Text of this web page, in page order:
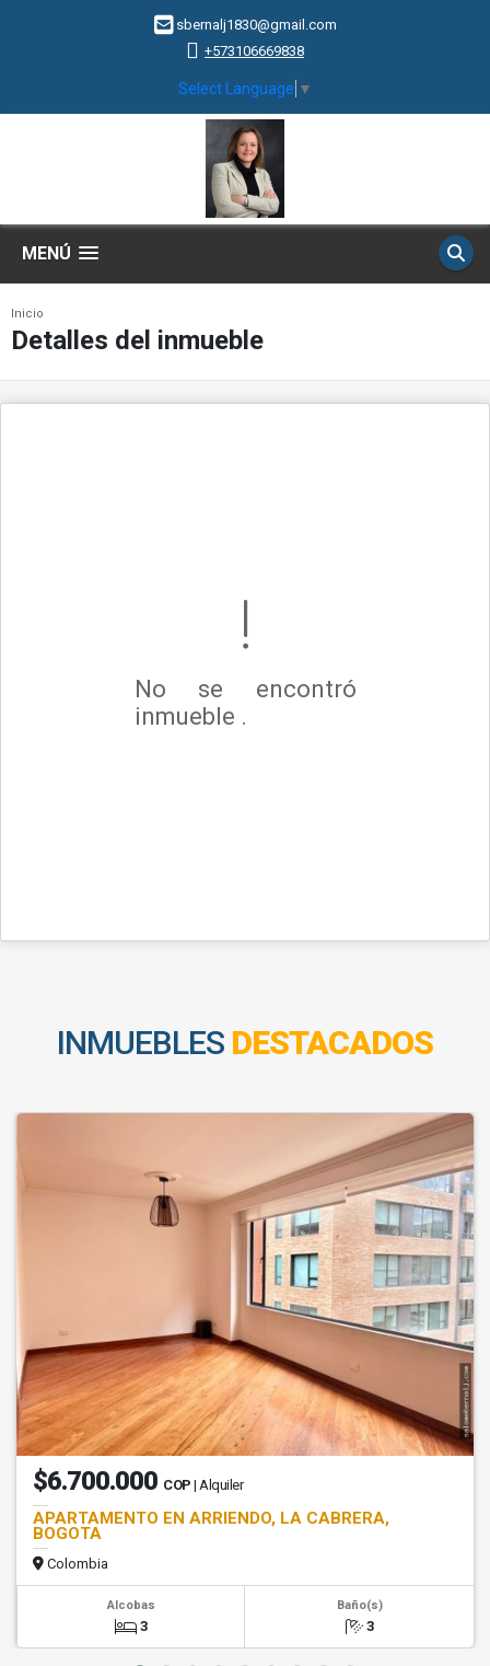
sbernalj1830@gmail.com
+573106669838
Select Language ▼
MENÚ
Inicio
Detalles del inmueble
No se encontró
inmueble .
INMUEBLES DESTACADOS
$6.700.000 COP | Alquiler
APARTAMENTO EN ARRIENDO, LA CABRERA,
BOGOTA
Colombia
Alcobas
3
Baño(s)
3